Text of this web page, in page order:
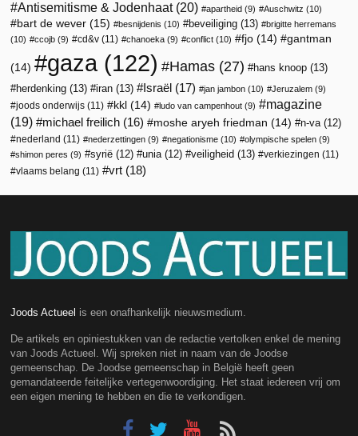
Antisemitisme & Jodenhaat(20) apartheid (9) Auschwitz (10)
bart de wever (15) besnijdenis (10) beveiliging (13)
brigitte herremans
(10)
ccojb (9) cd&v (11) chanoeka (9) conflict (10) fjo (14) gantman
(14) gaza (122) Hamas (27) hans knoop (13)
herdenking (13) iran (13) Israël (17) jan jambon (10) Jeruzalem (9)
joods onderwijs (11) kkl (14) ludo van campenhout (9)
magazine
(19)
michael freilich (16) moshe aryeh friedman (14) n-va (12)
nederland (11) nederzettingen (9) negationisme (10) olympische spelen (9)
shimon peres (9) syrië (12) unia (12) veiligheid (13) verkiezingen (11)
vlaams belang (11) vrt (18)
Joods Actueel is een onafhankelijk nieuwsmedium.
De artikels en opiniestukken van de redactie vertolken enkel de mening
van Joods Actueel. Wij spreken niet in naam van de Joodse
gemeenschap. De Joodse gemeenschap in België heeft geen
gemandateerde feitelijke vertegenwoordiging. Het staat iedereen vrij om
een eigen mening te hebben en die te verkondigen.